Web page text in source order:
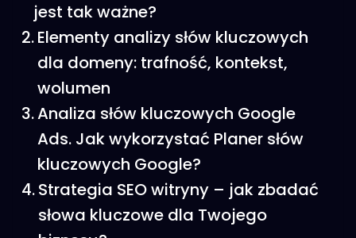
jest tak ważne?
Elementy analizy słów kluczowych
dla domeny: trafność, kontekst,
wolumen
Analiza słów kluczowych Google
Ads. Jak wykorzystać Planer słów
kluczowych Google?
Strategia SEO witryny – jak zbadać
słowa kluczowe dla Twojego